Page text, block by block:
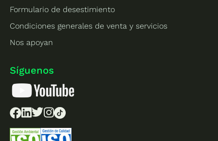
Formulario de desestimiento
Condiciones generales de venta y servicios
Nos apoyan
Síguenos